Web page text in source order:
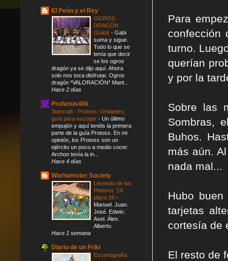
Para
confección
turno.
querían
y por la
Sobre las
Sombras,
Buhos.
más aún.
nada mal...
Hubo
tarjetas
cortesía de
El resto de
El Peón y el Rey
OGROS
DRAGÓN
(Gabi) - Gabi
suma y sigue.
Todo lo que se
tenía que decir
se los ogros
dragón ya se dijo aquí. Ahora
solo nos toca disfrutar. Ogros
dragón *VALORACIÓN* Mant...
Hace 2 días
Profanus40k
Starcraft - Protoss: Unidades,
guía para escoger - Un último
empujón y aquí tenéis la primera
parte de la guía Protoss. En mi
opinión, los Protoss son un
ejército un poco a medio cocer.
Archon tenía la in...
Hace 4 días
Warhamster Society
Leyenda de los
Pintores '24,
plazo 26 -
Manuel. Juan.
José. Edwin.
Axel. Álex.
Alberto.
Hace 1 semana
Diario de un Friki
Escenografía: